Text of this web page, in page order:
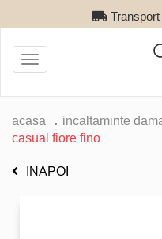
Transport
Toggle
navigation
acasa incaltaminte
casual fiore fino
INAPOI